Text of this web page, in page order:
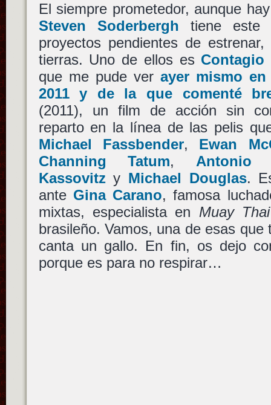
El siempre prometedor, aunque
Steven Soderbergh tiene este
proyectos pendientes de
tierras. Uno de ellos es Contagio
que me pude ver ayer mismo
2011 y de la que comenté
(2011), un film de acción sin
reparto en la línea de las pelis
Michael Fassbender, Ewan
Channing Tatum, Antonio
Kassovitzy Michael Douglas.
ante Gina Carano, famosa
mixtas, especialista en Muay Thai
brasileño. Vamos, una de esas
canta un gallo. En fin, os dejo
porque es para no respirar…